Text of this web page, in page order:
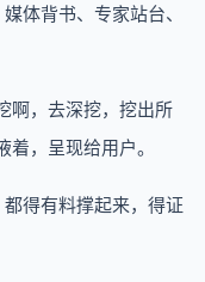
体背书、专家站台、
啊，去深挖，挖出所
，呈现给用户。
得有料撑起来，得证